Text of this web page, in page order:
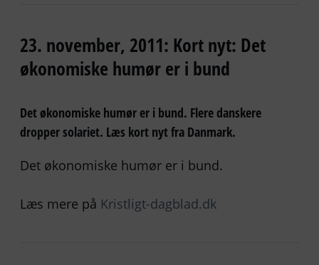
23. november, 2011: Kort nyt: Det
økonomiske humør er i bund
Det økonomiske humør er i bund. Flere danskere
dropper solariet. Læs kort nyt fra Danmark.
Det økonomiske humør er i bund.
Læs mere på Kristligt-dagblad.dk